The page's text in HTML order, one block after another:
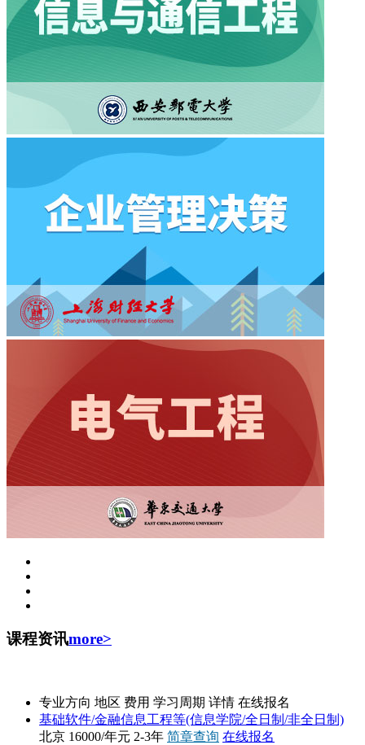
课程资讯more>
专业方向 地区 费用 学习周期 详情 在线报名
基础软件/金融信息工程等(信息学院/全日制/非全日制)
北京 16000/年元 2-3年 简章查询 在线报名